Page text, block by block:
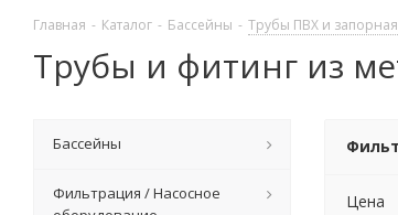
Главная - Каталог - Бассейны - Трубы ПВХ и
Трубы и фитинг из
Цена
Бассейны
Фильтрация / Насосное